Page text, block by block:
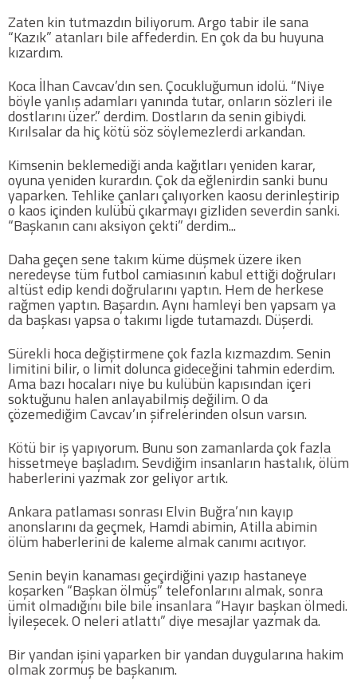
COPYLEFT 2014. AGB Bilişim Teknolojileri
Zaten kin tutmazdın biliyorum. Argo tabir ile sana
“Kazık” atanları bile affederdin. En çok da bu huyuna
kızardım.
Koca İlhan Cavcav’dın sen. Çocukluğumun idolü. “Niye
böyle yanlış adamları yanında tutar, onların sözleri ile
dostlarını üzer.” derdim. Dostların da senin gibiydi.
Kırılsalar da hiç kötü söz söylemezlerdi arkandan.
Kimsenin beklemediği anda kağıtları yeniden karar,
oyuna yeniden kurardın. Çok da eğlenirdin sanki bunu
yaparken. Tehlike çanları çalıyorken kaosu derinleştirip
o kaos içinden kulübü çıkarmayı gizliden severdin sanki.
“Başkanın canı aksiyon çekti” derdim...
Daha geçen sene takım küme düşmek üzere iken
neredeyse tüm futbol camiasının kabul ettiği doğruları
altüst edip kendi doğrularını yaptın. Hem de herkese
rağmen yaptın. Başardın. Aynı hamleyi ben yapsam ya
da başkası yapsa o takımı ligde tutamazdı. Düşerdi.
Sürekli hoca değiştirmene çok fazla kızmazdım. Senin
limitini bilir, o limit dolunca gideceğini tahmin ederdim.
Ama bazı hocaları niye bu kulübün kapısından içeri
soktuğunu halen anlayabilmiş değilim. O da
çözemediğim Cavcav’ın şifrelerinden olsun varsın.
Kötü bir iş yapıyorum. Bunu son zamanlarda çok fazla
hissetmeye başladım. Sevdiğim insanların hastalık, ölüm
haberlerini yazmak zor geliyor artık.
Ankara patlaması sonrası Elvin Buğra’nın kayıp
anonslarını da geçmek, Hamdi abimin, Atilla abimin
ölüm haberlerini de kaleme almak canımı acıtıyor.
Senin beyin kanaması geçirdiğini yazıp hastaneye
koşarken “Başkan ölmüş” telefonlarını almak, sonra
ümit olmadığını bile bile insanlara “Hayır başkan ölmedi.
İyileşecek. O neleri atlattı” diye mesajlar yazmak da.
Bir yandan işini yaparken bir yandan duygularına hakim
olmak zormuş be başkanım.